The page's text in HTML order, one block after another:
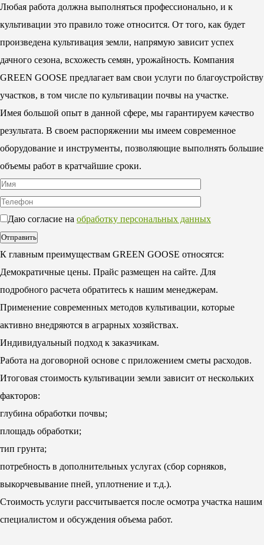
Любая работа должна выполняться профессионально, и к
культивации это правило тоже относится. От того, как будет
произведена культивация земли, напрямую зависит успех
дачного сезона, всхожесть семян, урожайность. Компания
GREEN GOOSE предлагает вам свои услуги по благоустройству
участков, в том числе по культивации почвы на участке.
Имея большой опыт в данной сфере, мы гарантируем качество
результата. В своем распоряжении мы имеем современное
оборудование и инструменты, позволяющие выполнять большие
объемы работ в кратчайшие сроки.
Даю согласие на обработку персональных данных
К главным преимуществам GREEN GOOSE относятся:
Демократичные цены. Прайс размещен на сайте. Для
подробного расчета обратитесь к нашим менеджерам.
Применение современных методов культивации, которые
активно внедряются в аграрных хозяйствах.
Индивидуальный подход к заказчикам.
Работа на договорной основе с приложением сметы расходов.
Итоговая стоимость культивации земли зависит от нескольких
факторов:
глубина обработки почвы;
площадь обработки;
тип грунта;
потребность в дополнительных услугах (сбор сорняков,
выкорчевывание пней, уплотнение и т.д.).
Стоимость услуги рассчитывается после осмотра участка нашим
специалистом и обсуждения объема работ.